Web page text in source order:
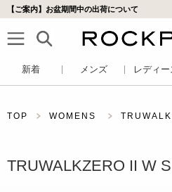
【ご案内】お盆期間中の出荷について
新着 メンズ レディー
TOP WOMENS
TRUWALKZERO II W